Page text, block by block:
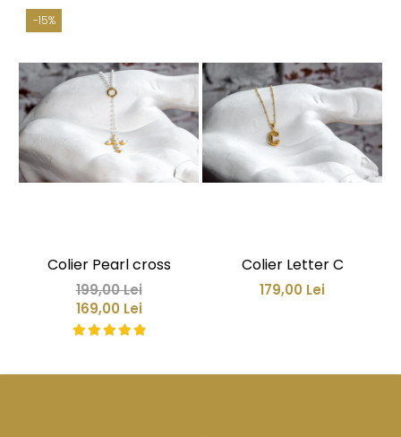
-15%
Colier Pearl cross
199,00 Lei
169,00 Lei
Colier Letter C
179,00 Lei